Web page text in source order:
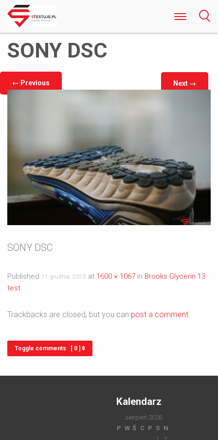
Odkryj Najlepsze Darmowe Gry Kasynowe
Online w Polsce Rozrywka Bez Ryzyka i
Rejestracji
SONY DSC
← Previous Next →
SONY DSC
Published 11 grudnia, 2015 at 1600 × 1067 in Brooks Glycerin 13
test
Trackbacks are closed, but you can post a comment.
Toggle comments [ 0 ]
Kalendarz
sierpień 2026
P W Ś C P S N